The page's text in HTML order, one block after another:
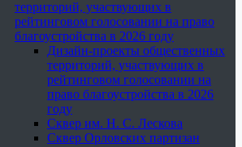
территорий, участвующих в
рейтинговом голосовании на право
благоустройства в 2026 году
Дизайн-проекты общественных
территорий, участвующих в
рейтинговом голосовании на
право благоустройства в 2026
году
Сквер им. Н. С. Лескова
Сквер Орловских партизан